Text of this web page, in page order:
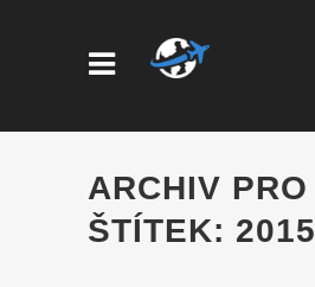
ARCHIV PRO
ŠTÍTEK: 2015